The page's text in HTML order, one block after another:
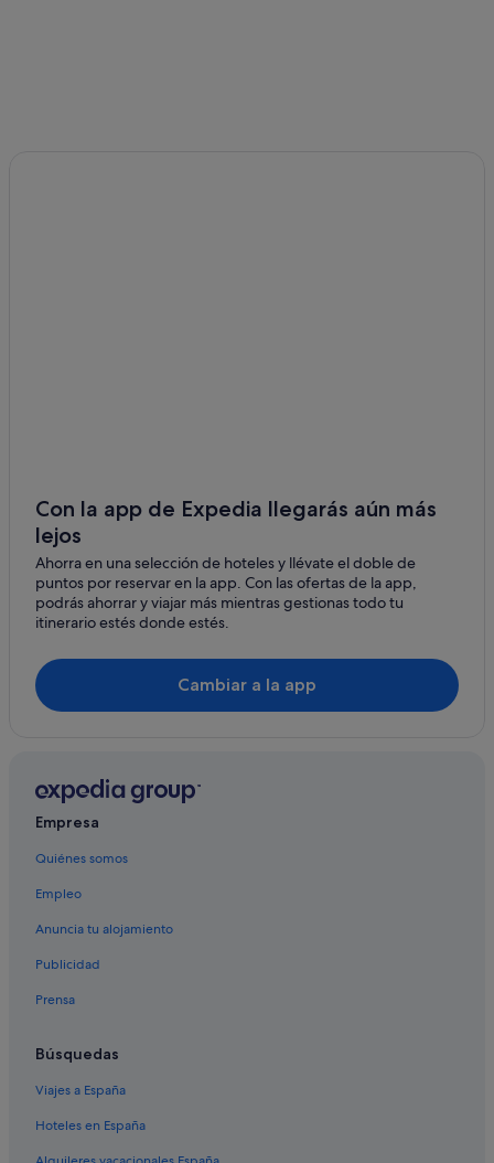
Con la app de Expedia llegarás aún más
lejos
Ahorra en una selección de hoteles y llévate el doble de
puntos por reservar en la app. Con las ofertas de la app,
podrás ahorrar y viajar más mientras gestionas todo tu
itinerario estés donde estés.
Cambiar a la app
Empresa
Quiénes somos
Empleo
Anuncia tu alojamiento
Publicidad
Prensa
Búsquedas
Viajes a España
Hoteles en España